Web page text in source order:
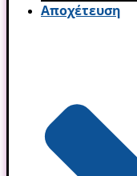
Αποχέτευση